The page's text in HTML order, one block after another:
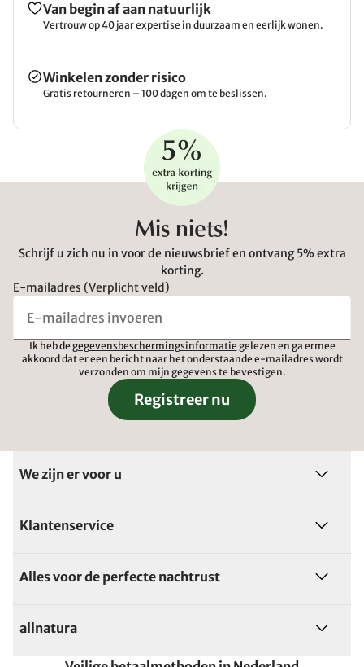
Van begin af aan natuurlijk
Vertrouw op 40 jaar expertise in duurzaam en eerlijk wonen.
Winkelen zonder risico
Gratis retourneren – 100 dagen om te beslissen.
Mis niets!
Schrijf u zich nu in voor de nieuwsbrief en ontvang 5% extra
korting.
E-mailadres (Verplicht veld)
Ik heb de gegevensbeschermingsinformatie gelezen en ga ermee
akkoord dat er een bericht naar het onderstaande e-mailadres wordt
verzonden om mijn gegevens te bevestigen.
Registreer nu
We zijn er voor u
Klantenservice
Alles voor de perfecte nachtrust
allnatura